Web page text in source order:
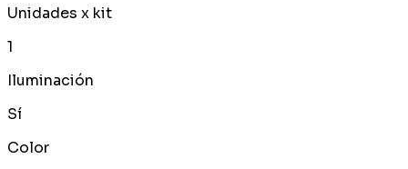
Unidades x kit
1
Iluminación
Sí
Color